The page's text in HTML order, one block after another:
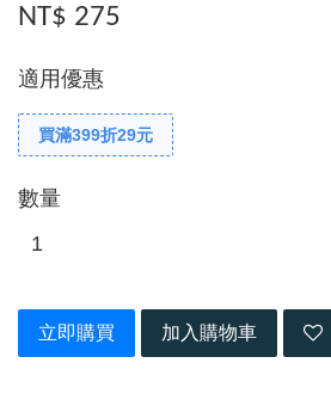
NT$ 275
適用優惠
買滿399折29元
數量
立即購買 加入購物車